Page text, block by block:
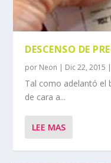
DESCENSO DE
por Neon | Dic 22, 2015 |
Tal como adelantó el
de cara a...
LEE MAS